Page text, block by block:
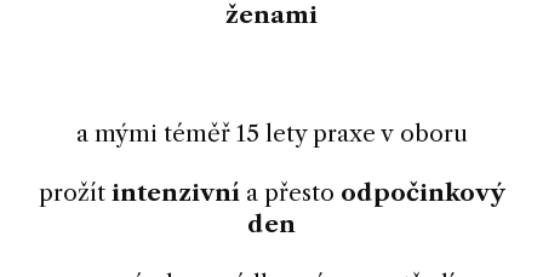
ženami
a mými téměř 15 lety praxe v oboru
prožít intenzivní a přesto odpočinkový
den